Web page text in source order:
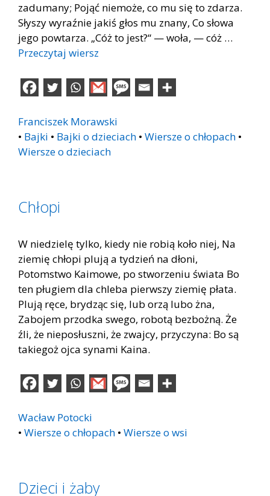
zadumany; Pojąć niemoże, co mu się to zdarza.
Słyszy wyraźnie jakiś głos mu znany, Co słowa
jego powtarza. „Cóż to jest?“ — woła, — cóż …
Przeczytaj wiersz
Franciszek Morawski
• Bajki • Bajki o dzieciach • Wiersze o chłopach •
Wiersze o dzieciach
Chłopi
W niedzielę tylko, kiedy nie robią koło niej, Na
ziemię chłopi plują a tydzień na dłoni,
Potomstwo Kaimowe, po stworzeniu świata Bo
ten pługiem dla chleba pierwszy ziemię płata.
Plują ręce, brydząc się, lub orzą lubo żna,
Zabojem przodka swego, robotą bezbożną. Że
źli, że nieposłuszni, że zwajcy, przyczyna: Bo są
takiegoż ojca synami Kaina.
Wacław Potocki
• Wiersze o chłopach • Wiersze o wsi
Dzieci i żaby